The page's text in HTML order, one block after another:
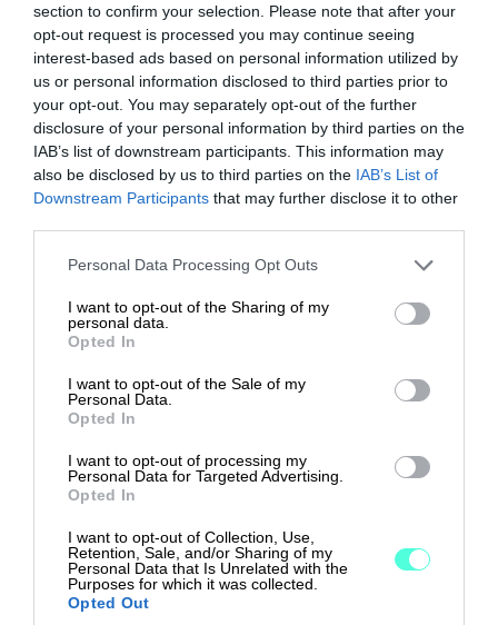
section to confirm your selection. Please note that after your
opt-out request is processed you may continue seeing
interest-based ads based on personal information utilized by
us or personal information disclosed to third parties prior to
your opt-out. You may separately opt-out of the further
disclosure of your personal information by third parties on the
IAB’s list of downstream participants. This information may
also be disclosed by us to third parties on the IAB’s List of
Downstream Participants that may further disclose it to other
Please note that this website/app uses one or more Google
not limited to your visit or usage behaviour. You may click to
grant or deny consent to Google and its third-party tags to
use your data for below specified purposes in below Google
consent section.
Personal Data Processing Opt Outs
I want to opt-out of the Sharing of my
personal data.
Opted In
I want to opt-out of the Sale of my
Personal Data.
Opted In
I want to opt-out of processing my
Personal Data for Targeted Advertising.
Opted In
I want to opt-out of Collection, Use,
Retention, Sale, and/or Sharing of my
Personal Data that Is Unrelated with the
Purposes for which it was collected.
Opted Out
Yhteistyössä Verified.eu:n kanssa
Tietoturva
sisäänrakennettuna
Koska mielenrauhasi on meille
tärkeää, toteutimme sinulle
uudenlaisen
allekirjoituspalvelun, jossa
tietoturva on kaiken keskiössä.
Täydellinen jäljitettävyys kaikille